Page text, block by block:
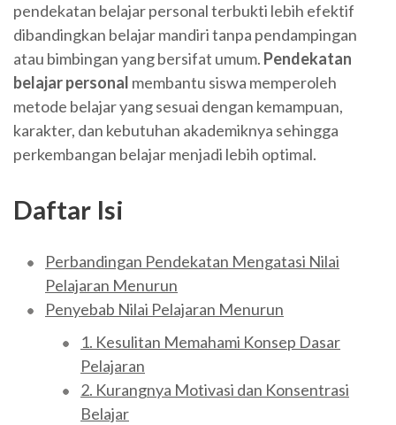
pendekatan belajar personal terbukti lebih efektif
dibandingkan belajar mandiri tanpa pendampingan
atau bimbingan yang bersifat umum. Pendekatan
belajar personal membantu siswa memperoleh
metode belajar yang sesuai dengan kemampuan,
karakter, dan kebutuhan akademiknya sehingga
perkembangan belajar menjadi lebih optimal.
Daftar Isi
Perbandingan Pendekatan Mengatasi Nilai
Pelajaran Menurun
Penyebab Nilai Pelajaran Menurun
1. Kesulitan Memahami Konsep Dasar
Pelajaran
2. Kurangnya Motivasi dan Konsentrasi
Belajar